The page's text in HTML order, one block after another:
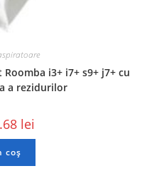
i3+ i7+ s9+ j7+ cu
a rezidurilor
lei
coș